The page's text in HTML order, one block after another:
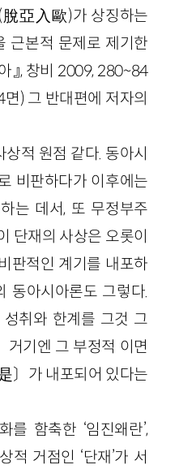
脫亞入歐)가 상징하는
근본적 문제로 제기한
』, 창비 2009, 280~84
면) 그 반대편에 저자의
적 원점 같다. 동아시
비판하다가 이후에는
는 데서, 또 무정부주
단재의 사상은 오롯이
판적인 계기를 내포하
동아시아론도 그렇다.
취와 한계를 그것 그
기엔 그 부정적 이면
〕가 내포되어 있다는
를 함축한 ‘임진왜란’,
적 거점인 ‘단재’가 서